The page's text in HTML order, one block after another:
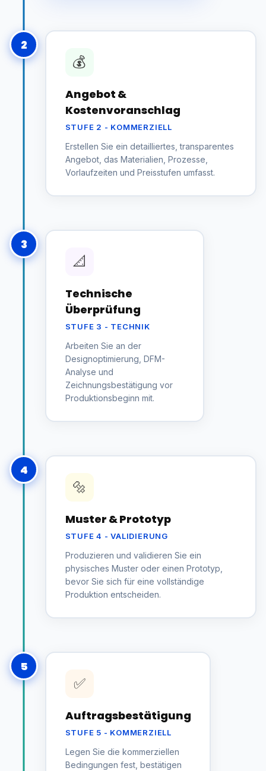
💰
Angebot &
Kostenvoranschlag
STUFE 2 - KOMMERZIELL
Erstellen Sie ein detailliertes, transparentes
Angebot, das Materialien, Prozesse,
Vorlaufzeiten und Preisstufen umfasst.
2
📐
Technische
Überprüfung
STUFE 3 - TECHNIK
Arbeiten Sie an der
Designoptimierung, DFM-
Analyse und
Zeichnungsbestätigung vor
Produktionsbeginn mit.
3
🔩
Muster & Prototyp
STUFE 4 - VALIDIERUNG
Produzieren und validieren Sie ein
physisches Muster oder einen Prototyp,
bevor Sie sich für eine vollständige
Produktion entscheiden.
4
✅
Auftragsbestätigung
STUFE 5 - KOMMERZIELL
Legen Sie die kommerziellen
Bedingungen fest, bestätigen
5